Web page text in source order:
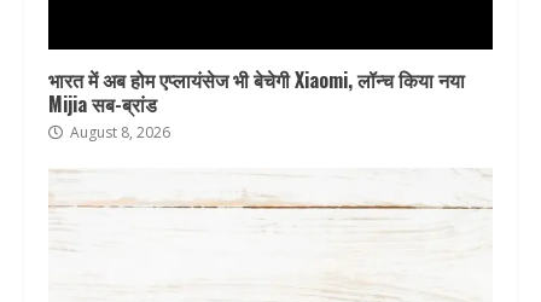
भारत में अब होम एप्लायंसेज भी बेचेगी Xiaomi, लॉन्च किया नया
Mijia सब-ब्रांड
August 8, 2026